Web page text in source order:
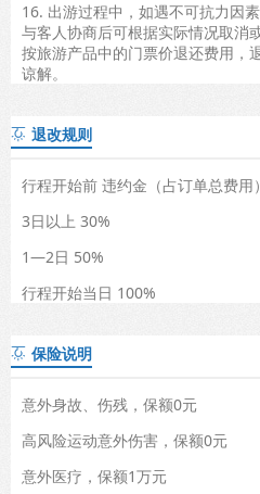
16. 出游过程中，如遇不可抗力因
与客人协商后可根据实际情况取消
按旅游产品中的门票价退还费用，
谅解。
 退改规则
行程开始前 违约金（占订单总费用）
3日以上 30%
1—2日 50%
行程开始当日 100%
 保险说明
意外身故、伤残，保额0元
高风险运动意外伤害，保额0元
意外医疗，保额1万元